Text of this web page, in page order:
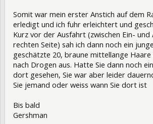
Somit war mein erster Anstich auf dem
erledigt und ich fuhr erleichtert und
Kurz vor der Ausfahrt (zwischen Ein-
rechten Seite) sah ich dann noch ein
geschätzte 20, braune mittellange Haare
nach Drogen aus. Hatte Sie dann noch
dort gesehen, Sie war aber leider
Sie jemand oder weiss wann Sie dort ist
Bis bald
Gershman